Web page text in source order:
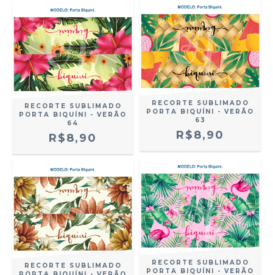
RECORTE SUBLIMADO
PORTA BIQUÍNI - VERÃO
64
R$8,90
RECORTE SUBLIMADO
PORTA BIQUÍNI - VERÃO
63
R$8,90
RECORTE SUBLIMADO
RECORTE SUBLIMADO
PORTA BIQUÍNI - VERÃO